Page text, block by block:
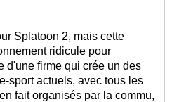
Splatoon 2, mais cette
ridicule pour
d'une firme qui crée un des
sport actuels, avec tous les
fait organisés par la commu,